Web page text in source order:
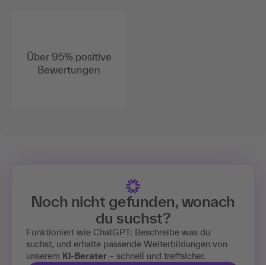
Über 95% positive
Bewertungen
Noch nicht gefunden, wonach
du suchst?
Funktioniert wie ChatGPT: Beschreibe was du
suchst, und erhalte passende Weiterbildungen von
unserem KI-Berater – schnell und treffsicher.